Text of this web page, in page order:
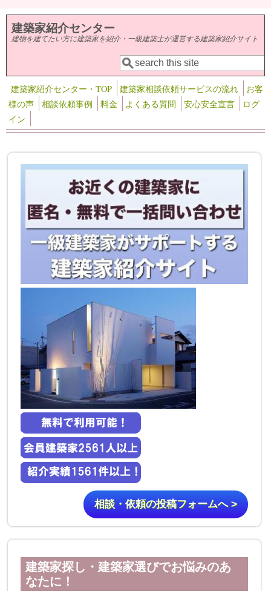
メインコンテンツに移動
建築家紹介センター
建物を建てたい方に建築家を紹介・一級建築士が運営する建築家紹介サイト
検索フォーム
検索
建築家紹介センター・TOP 建築家相談依頼サービスの流れ
お客
様の声
相談依頼事例 料金 よくある質問 安心安全宣言
ログ
イン
相談・依頼の投稿フォームへ >
建築家探し・建築家選びでお悩みのあ
なたに！